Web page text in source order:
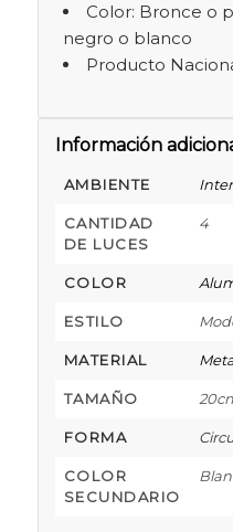
Color: Bronce o
negro o blanco
Producto
Información
AMBIENTE
CANTIDAD
DE LUCES
4
COLOR
ESTILO
MATERIAL
TAMAÑO
FORMA
COLOR
SECUNDARIO